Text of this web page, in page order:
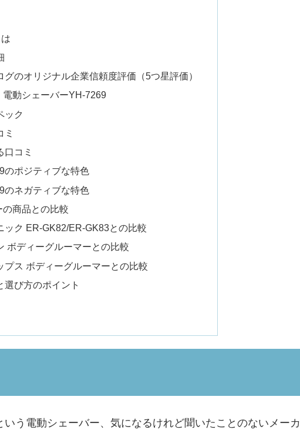
のオリジナル企業信頼度評価（5つ星評価）
電動シェーバーYH-7269
ック
ミ
口コミ
のポジティブな特色
のネガティブな特色
商品との比較
ック ER-GK82/ER-GK83との比較
ボディーグルーマーとの比較
プス ボディーグルーマーとの比較
選び方のポイント
いう電動シェーバー、気になるけれど聞いたことのないメーカ